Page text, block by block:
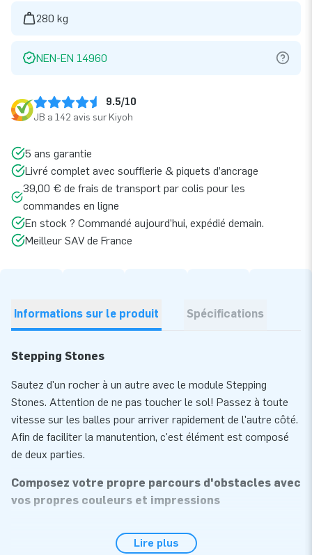
280 kg
NEN-EN 14960
9.5/10
JB a 142 avis sur Kiyoh
5 ans garantie
Livré complet avec soufflerie & piquets d’ancrage
39,00 € de frais de transport par colis pour les
commandes en ligne
En stock ? Commandé aujourd’hui, expédié demain.
Meilleur SAV de France
Informations sur le produit Spécifications
Stepping Stones
Sautez d'un rocher à un autre avec le module Stepping
Stones. Attention de ne pas toucher le sol! Passez à toute
vitesse sur les balles pour arriver rapidement de l'autre côté.
Afin de faciliter la manutention, c'est élément est composé
de deux parties.
Composez votre propre parcours d'obstacles avec
vos propres couleurs et impressions
différents qui peuvent être raccordés les uns aux autres
Lire plus